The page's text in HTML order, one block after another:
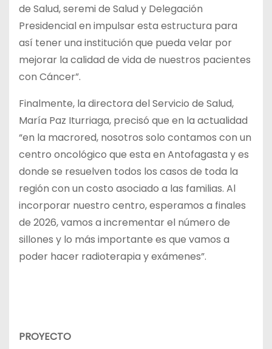
de Salud, seremi de Salud y Delegación
Presidencial en impulsar esta estructura para
así tener una institución que pueda velar por
mejorar la calidad de vida de nuestros pacientes
con Cáncer”.
Finalmente, la directora del Servicio de Salud,
María Paz Iturriaga, precisó que en la actualidad
“en la macrored, nosotros solo contamos con un
centro oncológico que esta en Antofagasta y es
donde se resuelven todos los casos de toda la
región con un costo asociado a las familias. Al
incorporar nuestro centro, esperamos a finales
de 2026, vamos a incrementar el número de
sillones y lo más importante es que vamos a
poder hacer radioterapia y exámenes”.
PROYECTO